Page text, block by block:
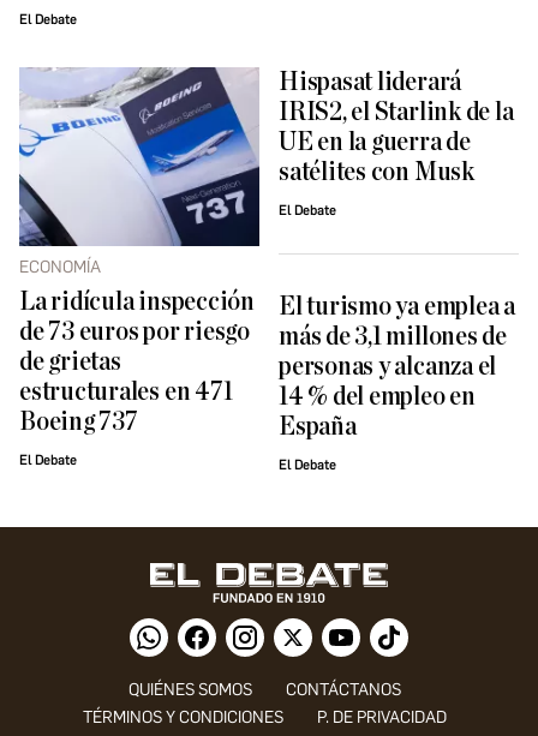
El Debate
ECONOMÍA
La ridícula inspección
de 73 euros por riesgo
de grietas
estructurales en 471
Boeing 737
El Debate
Hispasat liderará
IRIS2, el Starlink de la
UE en la guerra de
satélites con Musk
El Debate
El turismo ya emplea a
más de 3,1 millones de
personas y alcanza el
14 % del empleo en
España
El Debate
QUIÉNES SOMOS
CONTÁCTANOS
TÉRMINOS Y CONDICIONES
P. DE PRIVACIDAD